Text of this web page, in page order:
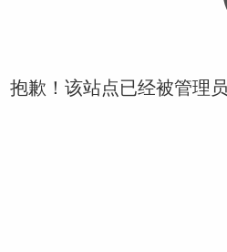
抱歉！该站点已经被管理